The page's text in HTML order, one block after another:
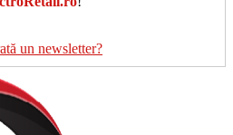
un newsletter?